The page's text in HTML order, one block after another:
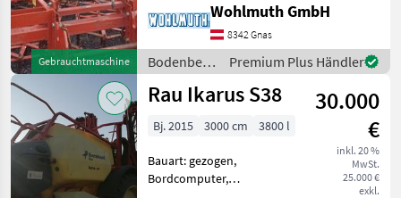
Gebrauchtmaschine
Saatbeetkombination 550
5, 5m hydr. klappbar, 2
Nachläuferwalzen mit
Eggenfelder und
Garezinkenfelder
Bodenbearb
Wohlmuth GmbH
8342 Gnas
Bodenbearbeitung
/ Rau
Premium Plus Händler
Rau Ikarus S38
30.000
€
inkl. 20 %
MwSt.
25.000 €
exkl.
Bj. 2015 3000 cm 3800 l
Bauart: gezogen,
Bordcomputer,